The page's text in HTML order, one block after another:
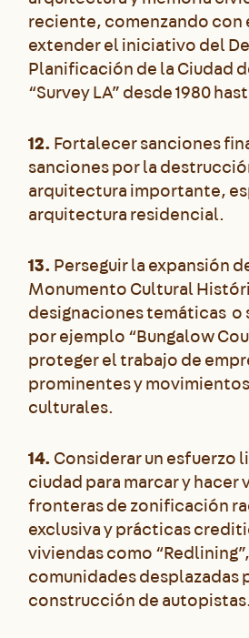
reciente, comenzando con
extender el iniciativo del
Planificación de la Ciudad
“Survey LA” desde 1980
12.Fortalecer sanciones
sanciones por la
arquitectura importante,
arquitectura residencial.
13.Perseguir la expansión
Monumento Cultural
designaciones temáticas o
por ejemplo “Bungalow
proteger el trabajo de
prominentes y
culturales.
14.Considerar un esfuerzo
ciudad para marcar y hacer
fronteras de zonificación
exclusiva y prácticas
viviendas como
comunidades desplazadas
construcción de autopistas.